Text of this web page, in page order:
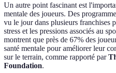
Un autre point fascinant est
mentale des joueurs. Des
vu le jour dans plusieurs franchises
stress et les pressions associés au
montrent que près de 67% des
santé mentale pour améliorer leur
sur le terrain, comme rapporté par
Foundation.